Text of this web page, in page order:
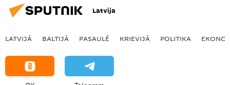
Latvija
LATVIJĀ BALTIJĀ PASAULĒ KRIEVIJĀ POLITIKA